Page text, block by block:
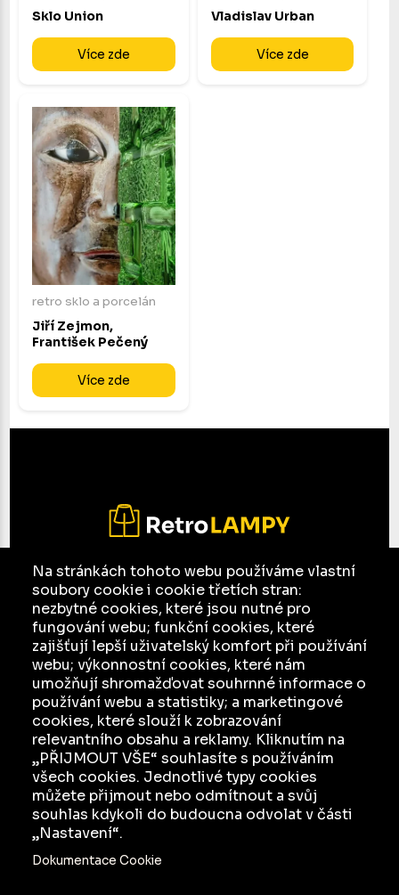
Na stránkách tohoto webu používáme vlastní
soubory cookie i cookie třetích stran:
nezbytné cookies, které jsou nutné pro
fungování webu; funkční cookies, které
zajišťují lepší uživatelský komfort při používání
webu; výkonnostní cookies, které nám
umožňují shromažďovat souhrnné informace o
používání webu a statistiky; a marketingové
cookies, které slouží k zobrazování
relevantního obsahu a reklamy. Kliknutím na
„PŘIJMOUT VŠE“ souhlasíte s používáním
všech cookies. Jednotlivé typy cookies
můžete přijmout nebo odmítnout a svůj
souhlas kdykoli do budoucna odvolat v části
„Nastavení“.
Dokumentace Cookie
Sklo Union
Více zde
Vladislav Urban
Více zde
retro sklo a porcelán
Jiří Zejmon,
František Pečený
Více zde
E-mail:jesso@seznam.cz
Facebook
Ochrana osobních údajů a jejich zpracování
KATALOG
INZERCE
O NÁS
JAK TO FUNGUJE